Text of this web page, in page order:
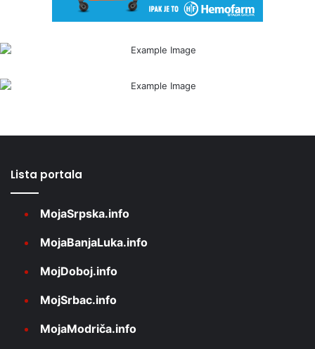
Lista portala
MojaSrpska.info
MojaBanjaLuka.info
MojDoboj.info
MojSrbac.info
MojaModriča.info